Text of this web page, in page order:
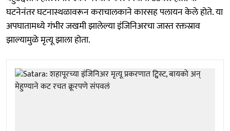
घटनेनंतर घटनास्थळावरून कराचालकाने कारसह पलायन केले होते. या
अपघातामध्ये गंभीर जखमी झालेल्या इंजिनिअरचा जास्त रक्तस्राव
झाल्यामुळे मृत्यू झाला होता.